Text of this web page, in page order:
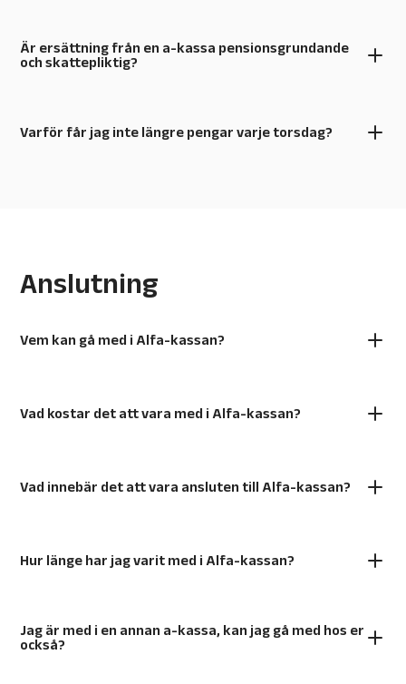
Är ersättning från en a-kassa pensionsgrundande
och skattepliktig?
Varför får jag inte längre pengar varje torsdag?
Anslutning
Vem kan gå med i Alfa-kassan?
Vad kostar det att vara med i Alfa-kassan?
Vad innebär det att vara ansluten till Alfa-kassan?
Hur länge har jag varit med i Alfa-kassan?
Jag är med i en annan a-kassa, kan jag gå med hos er
också?